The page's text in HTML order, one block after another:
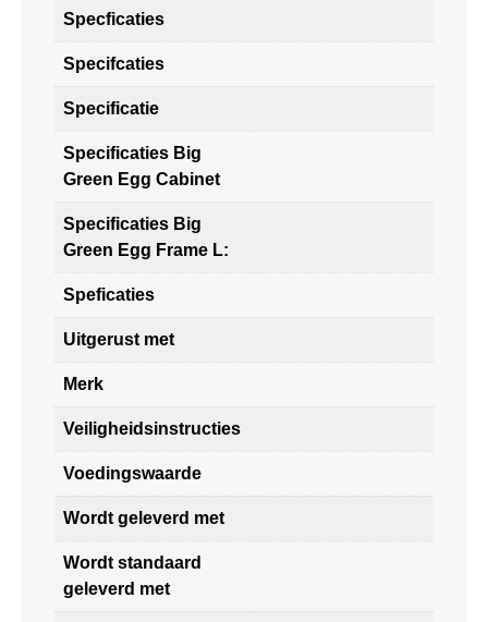
Specficaties
Specifcaties
Specificatie
Specificaties Big
Green Egg Cabinet
Specificaties Big
Green Egg Frame L:
Speficaties
Uitgerust met
Merk
Veiligheidsinstructies
Voedingswaarde
Wordt geleverd met
Wordt standaard
geleverd met